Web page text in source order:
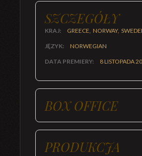
SZCZEGÓŁY
KRAJ: GREECE, NORWAY,
JĘZYK: NORWEGIAN
DATA PREMIERY: 8 LISTOPADA
BOX OFFICE
PRODUKCJA